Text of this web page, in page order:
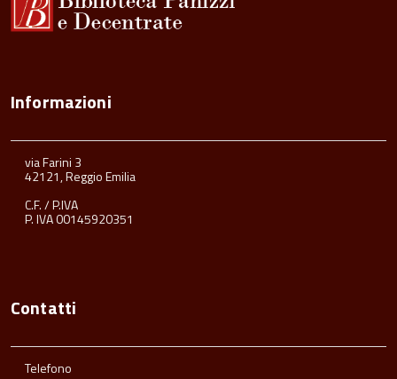
Informazioni
via Farini 3
42121, Reggio Emilia
C.F. / P.IVA
P. IVA 00145920351
Contatti
Telefono